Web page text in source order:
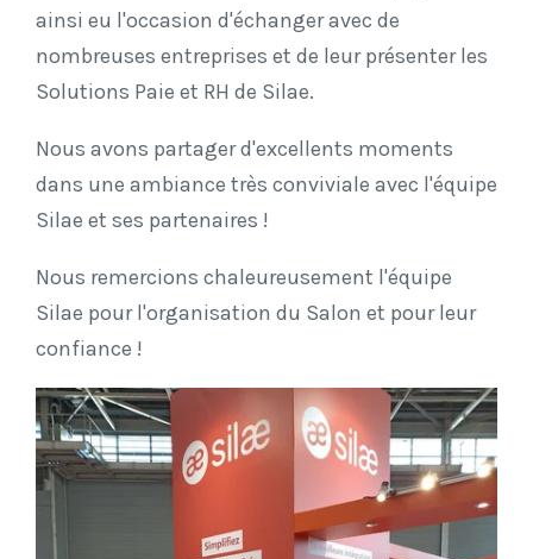
ainsi eu l'occasion d'échanger avec de
nombreuses entreprises et de leur présenter les
Solutions Paie et RH de Silae.
Nous avons partager d'excellents moments
dans une ambiance très conviviale avec l'équipe
Silae et ses partenaires !
Nous remercions chaleureusement l'équipe
Silae pour l'organisation du Salon et pour leur
confiance !